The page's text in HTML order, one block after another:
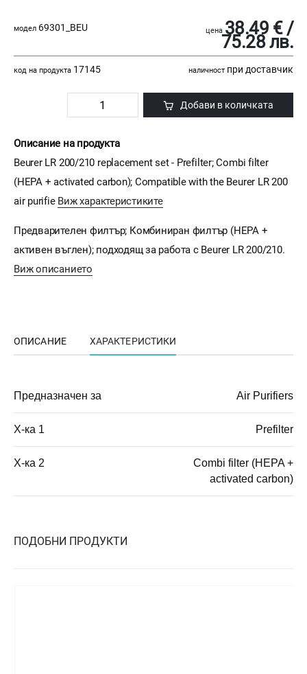
модел 69301_BEU цена 38.49 € /
75.28 лв.
код на продукта 17145 наличност при доставчик
Добави в количката
Описание на продукта
Beurer LR 200/210 replacement set - Prefilter; Combi filter
(HEPA + activated carbon); Compatible with the Beurer LR 200
air purifie Виж характеристиките
Предварителен филтър; Комбиниран филтър (HЕРА +
активен въглен); подходящ за работа с Beurer LR 200/210.
Виж описанието
ОПИСАНИЕ ХАРАКТЕРИСТИКИ
Предназначен за Air Purifiers
Х-ка 1 Prefilter
Х-ка 2
Combi filter (HEPA +
activated carbon)
ПОДОБНИ ПРОДУКТИ